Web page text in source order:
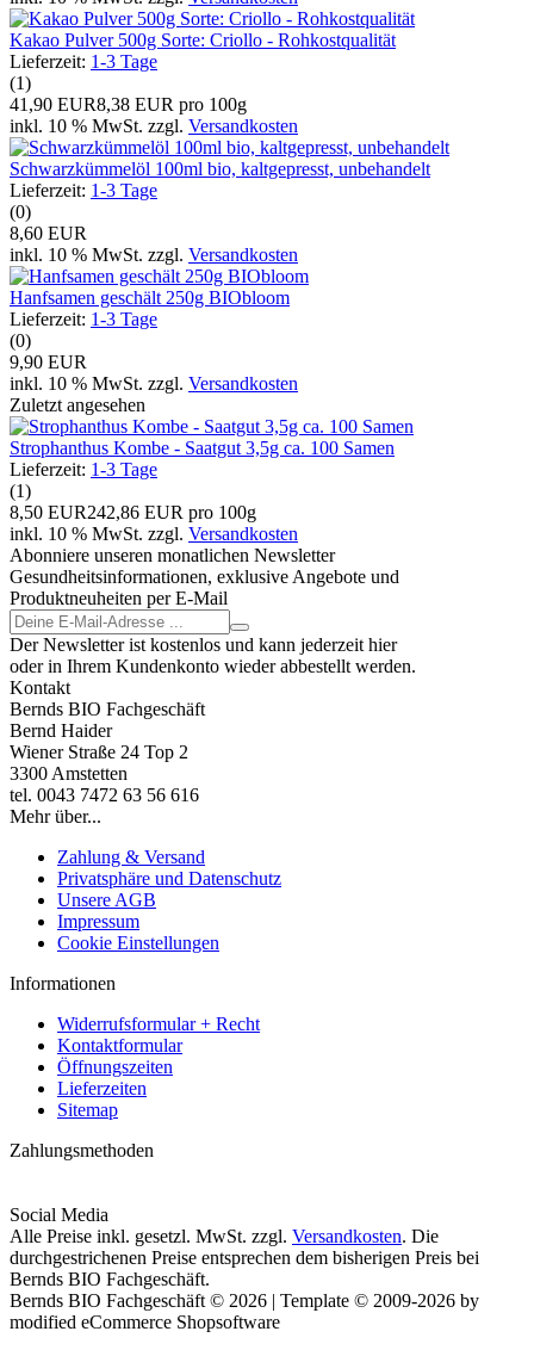
Kakao Pulver 500g Sorte: Criollo - Rohkostqualität
Lieferzeit: 1-3 Tage
(1)
41,90 EUR8,38 EUR pro 100g
inkl. 10 % MwSt. zzgl. Versandkosten
Schwarzkümmelöl 100ml bio, kaltgepresst, unbehandelt
Lieferzeit: 1-3 Tage
(0)
8,60 EUR
inkl. 10 % MwSt. zzgl. Versandkosten
Hanfsamen geschält 250g BIObloom
Lieferzeit: 1-3 Tage
(0)
9,90 EUR
inkl. 10 % MwSt. zzgl. Versandkosten
Zuletzt angesehen
Strophanthus Kombe - Saatgut 3,5g ca. 100 Samen
Lieferzeit: 1-3 Tage
(1)
8,50 EUR242,86 EUR pro 100g
inkl. 10 % MwSt. zzgl. Versandkosten
Abonniere unseren monatlichen Newsletter
Gesundheitsinformationen, exklusive Angebote und
Produktneuheiten per E-Mail
Der Newsletter ist kostenlos und kann jederzeit hier
oder in Ihrem Kundenkonto wieder abbestellt werden.
Kontakt
Bernds BIO Fachgeschäft
Bernd Haider
Wiener Straße 24 Top 2
3300 Amstetten
tel. 0043 7472 63 56 616
Mehr über...
Zahlung & Versand
Privatsphäre und Datenschutz
Unsere AGB
Impressum
Cookie Einstellungen
Informationen
Widerrufsformular + Recht
Kontaktformular
Öffnungszeiten
Lieferzeiten
Sitemap
Zahlungsmethoden
Social Media
Alle Preise inkl. gesetzl. MwSt. zzgl. Versandkosten. Die
durchgestrichenen Preise entsprechen dem bisherigen Preis bei
Bernds BIO Fachgeschäft.
Bernds BIO Fachgeschäft © 2026 | Template © 2009-2026 by
modified eCommerce Shopsoftware